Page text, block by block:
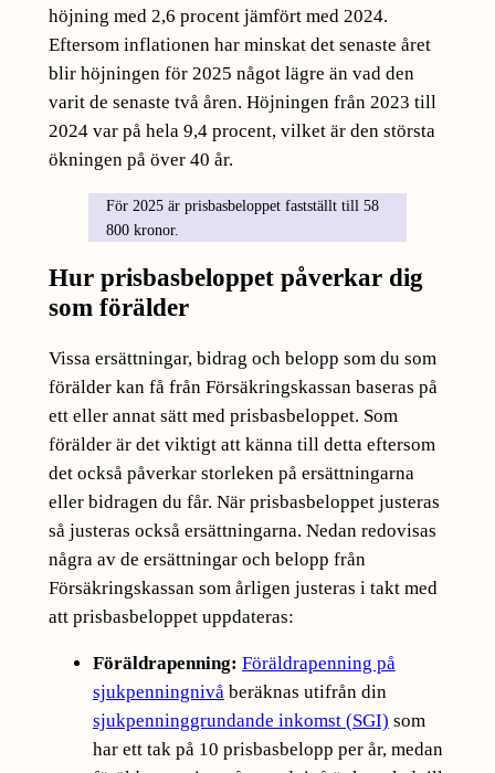
höjning med 2,6 procent jämfört med 2024.
Eftersom inflationen har minskat det senaste året
blir höjningen för 2025 något lägre än vad den
varit de senaste två åren. Höjningen från 2023 till
2024 var på hela 9,4 procent, vilket är den största
ökningen på över 40 år.
För 2025 är prisbasbeloppet fastställt till 58
800 kronor.
Hur prisbasbeloppet påverkar dig
som förälder
Vissa ersättningar, bidrag och belopp som du som
förälder kan få från Försäkringskassan baseras på
ett eller annat sätt med prisbasbeloppet. Som
förälder är det viktigt att känna till detta eftersom
det också påverkar storleken på ersättningarna
eller bidragen du får. När prisbasbeloppet justeras
så justeras också ersättningarna. Nedan redovisas
några av de ersättningar och belopp från
Försäkringskassan som årligen justeras i takt med
att prisbasbeloppet uppdateras:
Föräldrapenning: Föräldrapenning på
sjukpenningnivåberäknas utifrån din
sjukpenninggrundande inkomst (SGI) som
har ett tak på 10 prisbasbelopp per år, medan